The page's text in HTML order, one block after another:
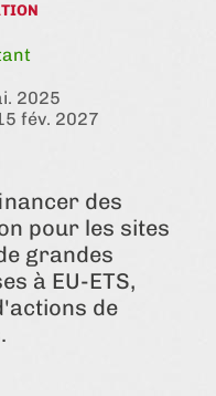
2025
fév. 2027
des
pour les sites
grandes
à EU-ETS,
de